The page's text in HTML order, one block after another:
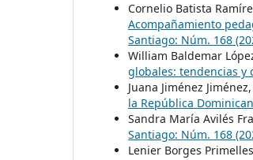
Cornelio Batista
Acompañamiento
Santiago: Núm. 168
William Baldemar
globales: tendencias y
Juana Jiménez Jiménez,
la República
Sandra María Avilés
Santiago: Núm. 168
Lenier Borges